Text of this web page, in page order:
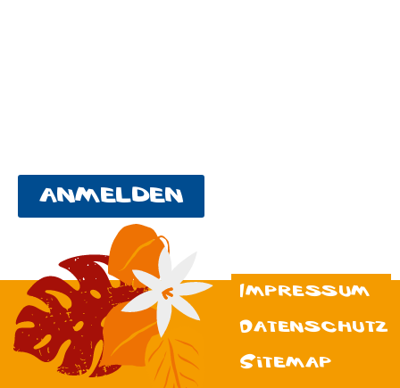
anmelden
Impressum
Datenschutz
Sitemap